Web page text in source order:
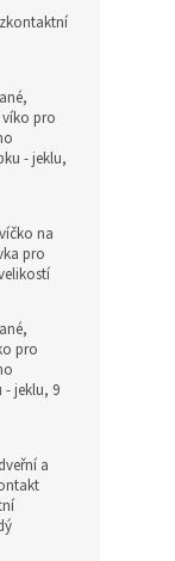
pro
- jeklu,
na
pro
pro
- jeklu, 9
a